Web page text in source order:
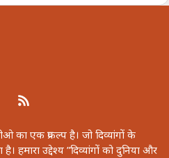
एक प्रकल्प है। जो दिव्यांगों के
हमारा उद्देश्य ”दिव्यांगों को दुनिया और